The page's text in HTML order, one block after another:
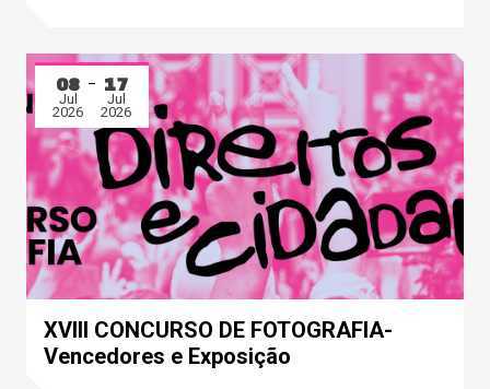
08
Jul
2026
17
Jul
2026
XVIII CONCURSO DE FOTOGRAFIA-
Vencedores e Exposição